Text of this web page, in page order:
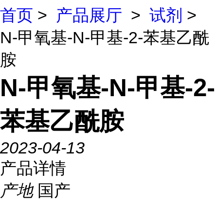
首页 > 产品展厅 > 试剂 >
N-甲氧基-N-甲基-2-苯基乙酰
胺
N-甲氧基-N-甲基-2-
苯基乙酰胺
2023-04-13
产品详情
产地 国产